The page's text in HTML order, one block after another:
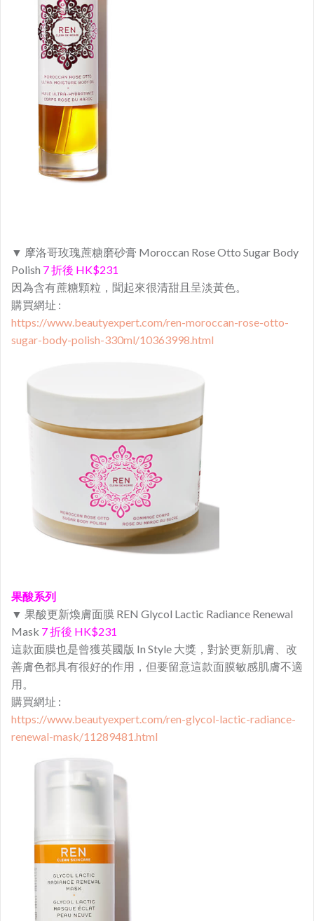
▼ 摩洛哥玫瑰蔗糖磨砂膏 Moroccan Rose Otto Sugar Body
Polish 7 折後 HK$231
因為含有蔗糖顆粒，聞起來很清甜且呈淡黃色。
購買網址 :
https://www.beautyexpert.com/ren-moroccan-rose-otto-
sugar-body-polish-330ml/10363998.html
果酸系列
▼ 果酸更新煥膚面膜 REN Glycol Lactic Radiance Renewal
Mask 7 折後 HK$231
這款面膜也是曾獲英國版 In Style 大獎，對於更新肌膚、改
善膚色都具有很好的作用，但要留意這款面膜敏感肌膚不適
用。
購買網址 :
https://www.beautyexpert.com/ren-glycol-lactic-radiance-
renewal-mask/11289481.html